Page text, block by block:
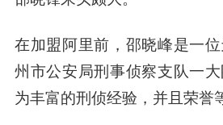
在加盟阿里前，邵晓峰是一
州市公安局刑事侦察支队一
为丰富的刑侦经验，并且荣誉